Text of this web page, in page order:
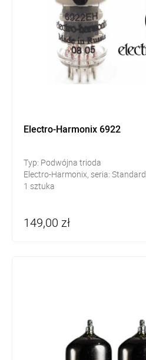
Electro-Harmonix 6922
Typ: Podwójna trioda
Electro-Harmonix, seria: Standard
1 sztuka
149,00 zł